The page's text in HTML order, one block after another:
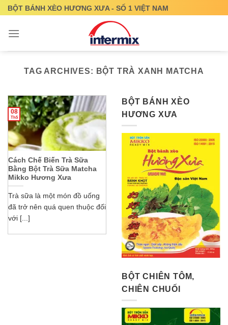
Skip
content
BỘT BÁNH XÈO HƯƠNG XƯA - SỐ 1 VIỆT NAM
TAG ARCHIVES: BỘT TRÀ XANH MATCHA
Cách Chế Biến Trà Sữa
Bằng Bột Trà Sữa Matcha
Mikko Hương Xưa
Trà sữa là một món đồ uống
đã trở nên quá quen thuộc đối
với [...]
08
Th5
BỘT BÁNH XÈO
HƯƠNG XƯA
BỘT CHIÊN TÔM,
CHIÊN CHUỐI